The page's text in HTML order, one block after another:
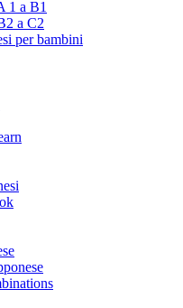
1 a B1
a C2
per bambini